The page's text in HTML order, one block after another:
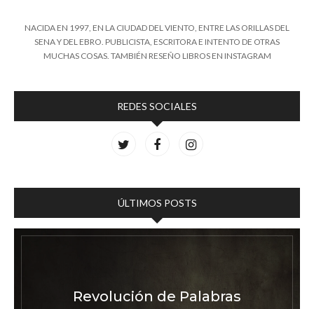
NACIDA EN 1997, EN LA CIUDAD DEL VIENTO, ENTRE LAS ORILLAS DEL
SENA Y DEL EBRO. PUBLICISTA, ESCRITORA E INTENTO DE OTRAS
MUCHAS COSAS. TAMBIÉN RESEÑO LIBROS EN INSTAGRAM
REDES SOCIALES
ÚLTIMOS POSTS
Revolución de